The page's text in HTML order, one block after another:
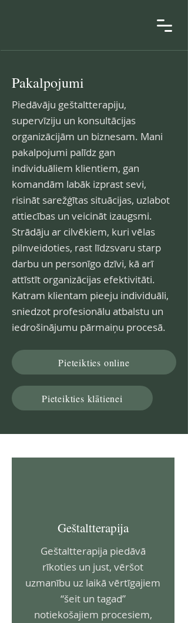
Pakalpojumi
Piedāvāju geštaltterapiju,
supervīziju un konsultācijas
organizācijām un biznesam. Mani
pakalpojumi palīdz gan
individuāliem klientiem, gan
komandām labāk izprast sevi,
risināt sarežģītas situācijas, uzlabot
attiecības un veicināt izaugsmi.
Strādāju ar cilvēkiem, kuri vēlas
pilnveidoties, rast līdzsvaru starp
darbu un personīgo dzīvi, kā arī
attīstīt organizācijas efektivitāti.
Katram klientam pieeju individuāli,
sniedzot profesionālu atbalstu un
iedrošinājumu pārmaiņu procesā.
Pieteikties online
Pieteikties klātienei
Geštaltterapija
Geštaltterapija piedāvā
rīkoties un just, vēršot
uzmanību uz laikā vērtīgajiem
“šeit un tagad”
notiekošajiem procesiem,